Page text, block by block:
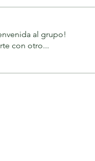
al grupo!
con otro...